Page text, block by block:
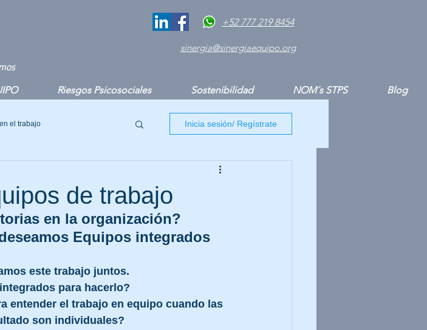
+52 777 219 8454
sinergia@sinergiaequipo.org
Riesgos Psicosociales Sostenibilidad NOM´s STPS Blog
el trabajo
Emocional
Inicia sesión/ Regístrate
de trabajo
en la organización?
Equipos integrados
este trabajo juntos.
para hacerlo?
entender el trabajo en equipo cuando las
son individuales?